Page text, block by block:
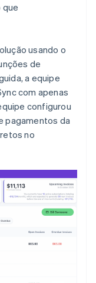
que
usando o
de
a equipe
com apenas
configurou
pagamentos da
no